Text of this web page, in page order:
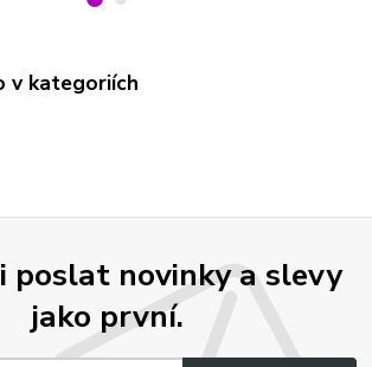
v kategoriích
poslat novinky a slevy
jako první.